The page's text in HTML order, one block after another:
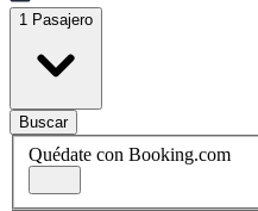
1 Pasajero
Buscar
Quédate con Booking.com